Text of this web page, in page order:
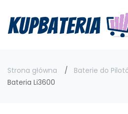
Strona główna Baterie do
Bateria Li3600